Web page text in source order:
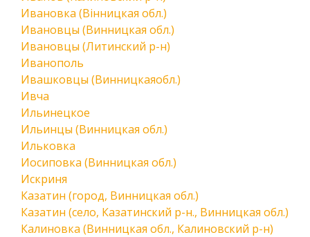
Ивановка (Вінницкая обл.)
Ивановцы (Винницкая обл.)
Ивановцы (Литинский р-н)
Иванополь
Ивашковцы (Винницкаяобл.)
Ивча
Ильинецкое
Ильинцы (Винницкая обл.)
Ильковка
Иосиповка (Винницкая обл.)
Искриня
Казатин (город, Винницкая обл.)
Казатин (село, Казатинский р-н., Винницкая обл.)
Калиновка (Винницкая обл., Калиновский р-н)